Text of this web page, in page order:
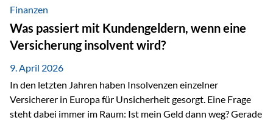
Fokus stehen Unternehmen, deren Börsenkurs unter ihrem
inneren Wert liegt. Neben klassischen
Bewertungskennzahlen werden auch qualitative Faktoren
wie Geschäftsmodell, Wettbewerbsvorteile und
Managementqualität…
Finanzen
Was passiert mit Kundengeldern, wenn eine
Versicherung insolvent wird?
9. April 2026
In den letzten Jahren haben Insolvenzen einzelner
Versicherer in Europa für Unsicherheit gesorgt. Eine Frage
steht dabei immer im Raum: Ist mein Geld dann weg? Gerade